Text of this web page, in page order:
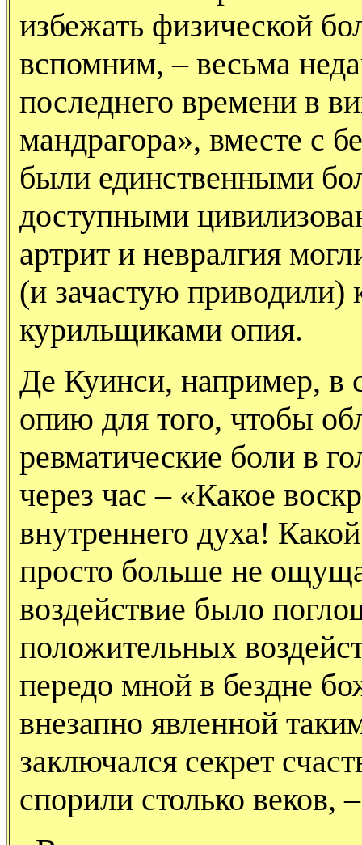
избежать физической
вспомним, – весьма
последнего времени в
мандрагора», вместе с
были единственными
доступными
артрит и невралгия
(и зачастую приводили)
курильщиками опия.
Де Куинси, например, в
опию для того, чтобы
ревматические боли в
через час – «Какое
внутреннего духа!
просто больше не
воздействие было
положительных
передо мной в бездне
внезапно явленной
заключался секрет
спорили столько веков,